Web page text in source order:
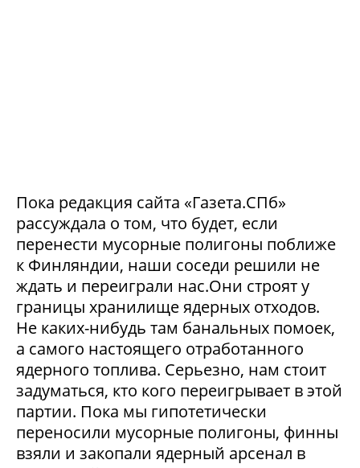
Пока редакция сайта «Газета.СПб»
рассуждала о том, что будет, если
перенести мусорные полигоны поближе
к Финляндии, наши соседи решили не
ждать и переиграли нас.Они строят у
границы хранилище ядерных отходов.
Не каких-нибудь там банальных помоек,
а самого настоящего отработанного
ядерного топлива. Серьезно, нам стоит
задуматься, кто кого переигрывает в этой
партии. Пока мы гипотетически
переносили мусорные полигоны, финны
взяли и закопали ядерный арсенал в